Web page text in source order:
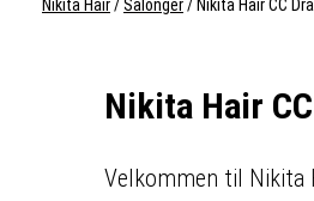
Nikita Hair/Salonger/ Nikita Hair CC
Nikita Hair
Velkommen til Nikita